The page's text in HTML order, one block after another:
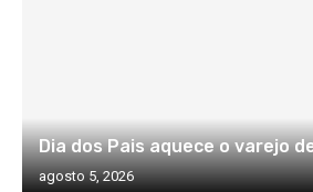
Dia dos Pais aquece o varejo
agosto 5, 2026